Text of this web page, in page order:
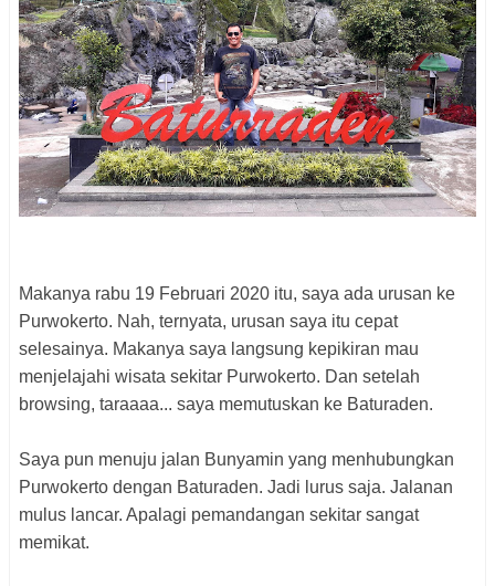
Makanya rabu 19 Februari 2020 itu, saya ada urusan ke
Purwokerto. Nah, ternyata, urusan saya itu cepat
selesainya. Makanya saya langsung kepikiran mau
menjelajahi wisata sekitar Purwokerto. Dan setelah
browsing, taraaaa... saya memutuskan ke Baturaden.
Saya pun menuju jalan Bunyamin yang menhubungkan
Purwokerto dengan Baturaden. Jadi lurus saja. Jalanan
mulus lancar. Apalagi pemandangan sekitar sangat
memikat.